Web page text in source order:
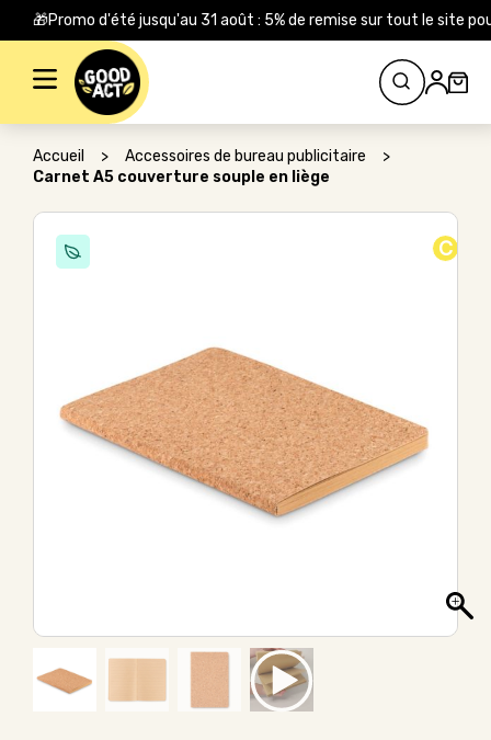
🎁Promo d'été jusqu'au 31 août : 5% de remise sur tout le site
Rechercher :
Accueil > Accessoires de bureau publicitaire
>
Carnet A5 couverture souple en liège
C